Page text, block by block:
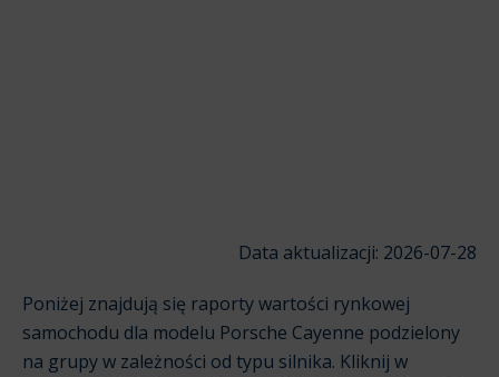
Data aktualizacji: 2026-07-28
Poniżej znajdują się raporty wartości rynkowej
samochodu dla modelu Porsche Cayenne podzielony
na grupy w zależności od typu silnika. Kliknij w